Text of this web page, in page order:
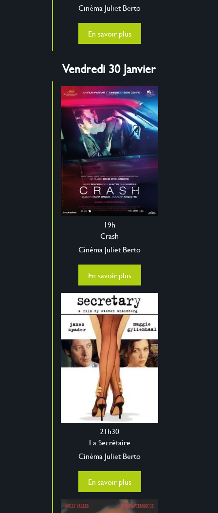
Cinéma Juliet Berto
En savoir plus
Vendredi 30 Janvier
19h
Crash
Cinéma Juliet Berto
En savoir plus
21h30
La Secrétaire
Cinéma Juliet Berto
En savoir plus